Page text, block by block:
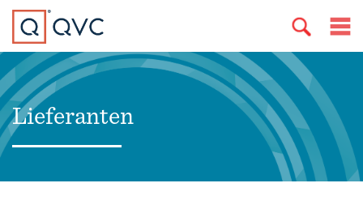
Lieferanten